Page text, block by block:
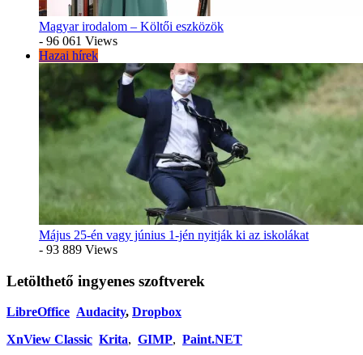
Magyar irodalom – Költői eszközök
- 96 061 Views
Hazai hírek
Május 25-én vagy június 1-jén nyitják ki az iskolákat
- 93 889 Views
Letölthető ingyenes szoftverek
LibreOffice Audacity, Dropbox
XnView Classic Krita, GIMP, Paint.NET